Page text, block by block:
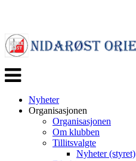
Veksle
navigasjon
Nyheter
Organisasjonen
Organisasjonen
Om klubben
Tillitsvalgte
Nyheter (styret)